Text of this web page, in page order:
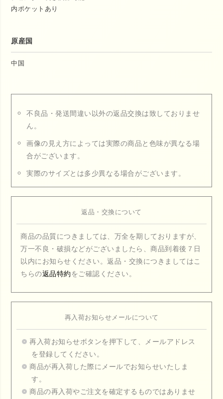
内ポケットあり
原産国
中国
不良品・発送間違い以外の返品交換は致しておりませ
ん。
画像の見え方によっては実際の商品と色味が異なる場
合がございます。
実際のサイズとは多少異なる場合がございます。
返品・交換について
商品の品質につきましては、万全を期しておりますが、
万一不良・破損などがございましたら、商品到着後７日
以内にお知らせください。返品・交換につきましてはこ
ちらの返品特約 をご確認ください。
再入荷お知らせメールについて
再入荷お知らせボタンを押下して、メールアドレス
を登録してください。
商品が再入荷した際にメールでお知らせいたしま
す。
商品の再入荷やご注文を確定するものではありませ